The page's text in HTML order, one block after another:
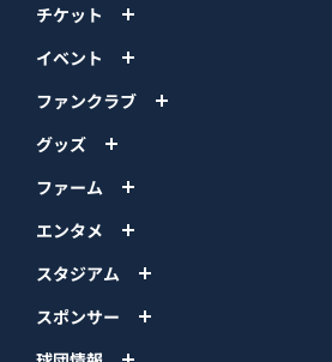
チケット
イベント
ファンクラブ
グッズ
ファーム
エンタメ
スタジアム
スポンサー